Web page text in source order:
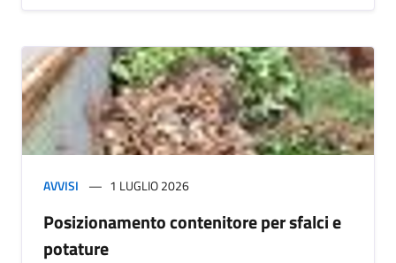
AVVISI 1 LUGLIO 2026
Posizionamento contenitore per sfalci e
potature